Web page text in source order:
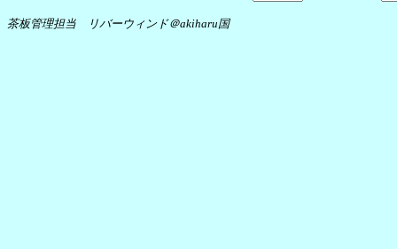
茶板管理担当 リバーウィンド＠akiharu国